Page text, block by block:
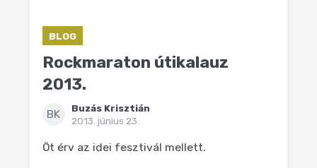
BLOG
Rockmaraton útikalauz
2013.
BK
Buzás Krisztián
2013. június 23.
Öt érv az idei fesztivál mellett.